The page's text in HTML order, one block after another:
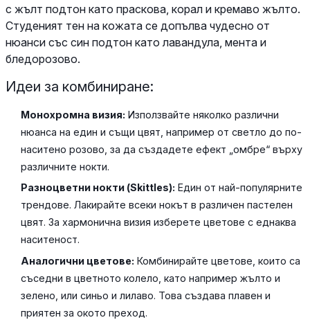
с жълт подтон като праскова, корал и кремаво жълто.
Студеният тен на кожата се допълва чудесно от
нюанси със син подтон като лавандула, мента и
бледорозово.
Идеи за комбиниране:
Монохромна визия: Използвайте няколко различни
нюанса на един и същи цвят, например от светло до по-
наситено розово, за да създадете ефект „омбре“ върху
различните нокти.
Разноцветни нокти (Skittles): Един от най-популярните
трендове. Лакирайте всеки нокът в различен пастелен
цвят. За хармонична визия изберете цветове с еднаква
наситеност.
Аналогични цветове: Комбинирайте цветове, които са
съседни в цветното колело, като например жълто и
зелено, или синьо и лилаво. Това създава плавен и
приятен за окото преход.